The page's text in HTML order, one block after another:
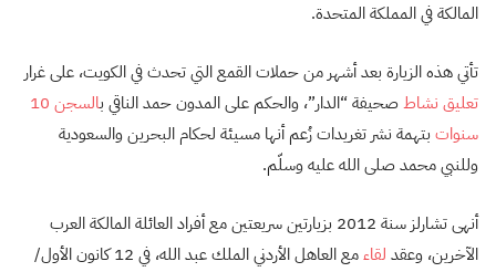
المالكة في المملكة المتحدة.
تأتي هذه الزيارة بعد أشهر من حملات القمع التي تحدث في الكويت، على غرار
تعليق نشاط صحيفة “الدار”، والحكم على المدون حمد الناقي ب
السجن 10
سنوات بتهمة نشر تغريدات زُعم أنها مسيئة لحكام البحرين والسعودية
وللنبي محمد صلى الله عليه وسلّم.
أنهى تشارلز سنة 2012 بزيارتين سريعتين مع أفراد العائلة المالكة العرب
الآخرين، وعقد لقاء
مع العاهل الأردني الملك عبد الله، في 12 كانون الأول/